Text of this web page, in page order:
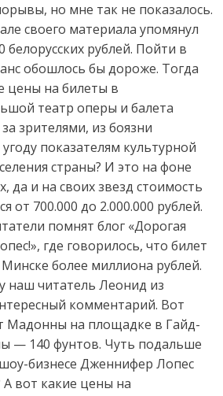
но мне так не показалось.
своего материала упомянул
белорусских рублей. Пойти в
обошлось бы дороже. Тогда
цены на билеты в
театр оперы и балета
зрителями, из боязни
показателям культурной
страны? И это на фоне
да и на своих звезд стоимость
от 700.000 до 2.000.000 рублей.
помнят блог «Дорогая
где говорилось, что билет
более миллиона рублей.
наш читатель Леонид из
комментарий. Вот
Мадонны на площадке в Гайд-
— 140 фунтов. Чуть подальше
бизнесе Дженнифер Лопес
вот какие цены на